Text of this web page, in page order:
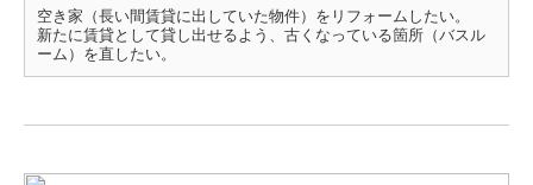
空き家（長い間賃貸に出していた物件）をリフォームしたい。
新たに賃貸として貸し出せるよう、古くなっている箇所（バスル
ーム）を直したい。